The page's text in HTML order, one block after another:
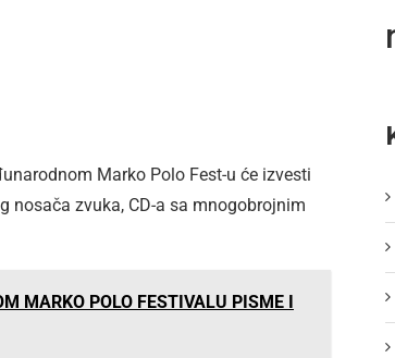
Marko Polo Fest-u će izvesti
nosača zvuka, CD-a sa mnogobrojnim
MARKO POLO FESTIVALU PISME I